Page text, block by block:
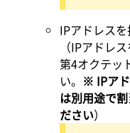
IPアドレス
（IPアドレ
第4オクテッ
い。 ※ IPア
は別用途で
ださい）